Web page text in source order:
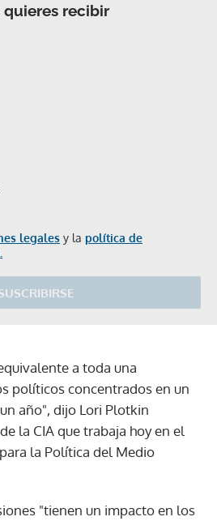
quieres recibir
legales y la política de
a toda una
políticos concentrados en un
año", dijo Lori Plotkin
la CIA que trabaja hoy en el
la Política del Medio
"tienen un impacto en los